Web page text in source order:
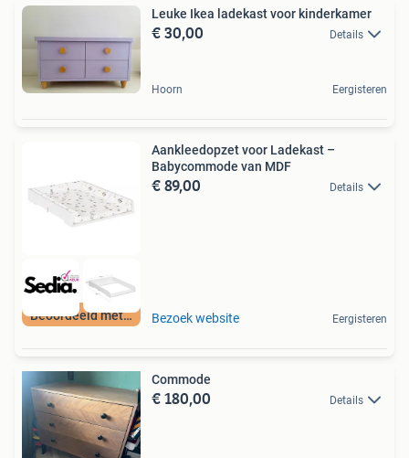
Leuke Ikea ladekast voor kinderkamer
€ 30,00 Details
Hoorn Eergisteren
Beoordeeld met 9+
Aankleedopzet voor Ladekast –
Babycommode van MDF
€ 89,00 Details
Bezoek website Eergisteren
Commode
€ 180,00 Details